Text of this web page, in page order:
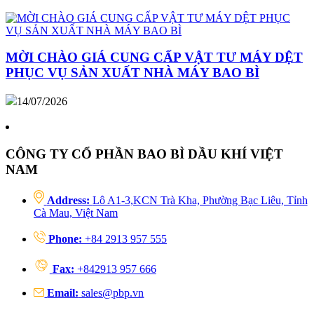
MỜI CHÀO GIÁ CUNG CẤP VẬT TƯ MÁY DỆT
PHỤC VỤ SẢN XUẤT NHÀ MÁY BAO BÌ
14/07/2026
CÔNG TY CỔ PHẦN BAO BÌ DẦU KHÍ VIỆT
NAM
Address: Lô A1-3,KCN Trà Kha, Phường Bạc Liêu, Tỉnh
Cà Mau, Việt Nam
Phone: +84 2913 957 555
Fax: +842913 957 666
Email: sales@pbp.vn